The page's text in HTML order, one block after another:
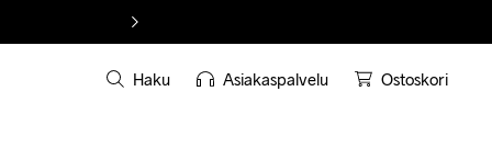
Haku Asiakaspalvelu Ostoskori